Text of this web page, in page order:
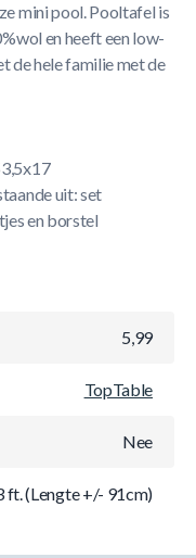
mini pool. Pooltafel is
en heeft een low-
de hele familie met de
uit: set
en borstel
5,99
TopTable
Nee
ft. (Lengte +/- 91cm)